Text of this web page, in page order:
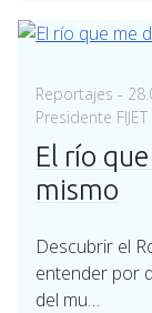
Reportajes -
on
Presidente
El río
mismo
Descubrir el
entender por
del mu…